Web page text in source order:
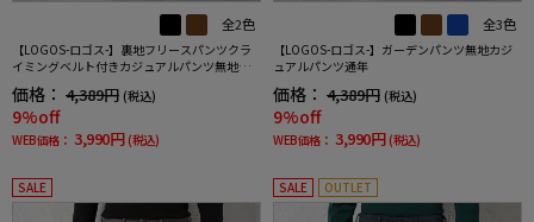
全2色
【LOGOS-ロゴス-】裏地フリースパンツクラ
イミングベルト付きカジュアルパンツ無地秋
価格： 4,389円 (税込)
9%off
WEB価格： 3,990円 (税込)
全3色
【LOGOS-ロゴス-】ガーデンパンツ無地カジ
ュアルパンツ通年
価格： 4,389円 (税込)
9%off
WEB価格： 3,990円 (税込)
SALE SALE OUTLET